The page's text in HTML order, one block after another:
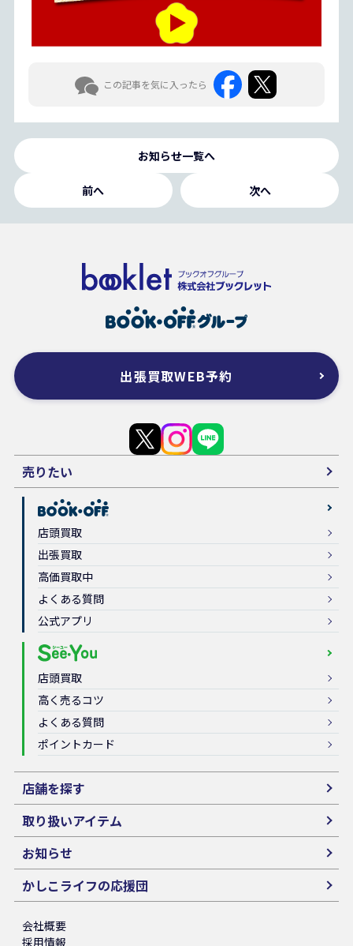
この記事を気に入ったら
お知らせ一覧へ
前へ 次へ
出張買取WEB予約
売りたい
店頭買取
出張買取
高価買取中
よくある質問
公式アプリ
店頭買取
高く売るコツ
よくある質問
ポイントカード
店舗を探す
取り扱いアイテム
お知らせ
かしこライフの応援団
会社概要
採用情報